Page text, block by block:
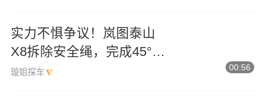
实力不惧争议！岚图泰山
X8拆除安全绳，完成45°陡
坡天梯极限爬坡
璇姐探车
00:56